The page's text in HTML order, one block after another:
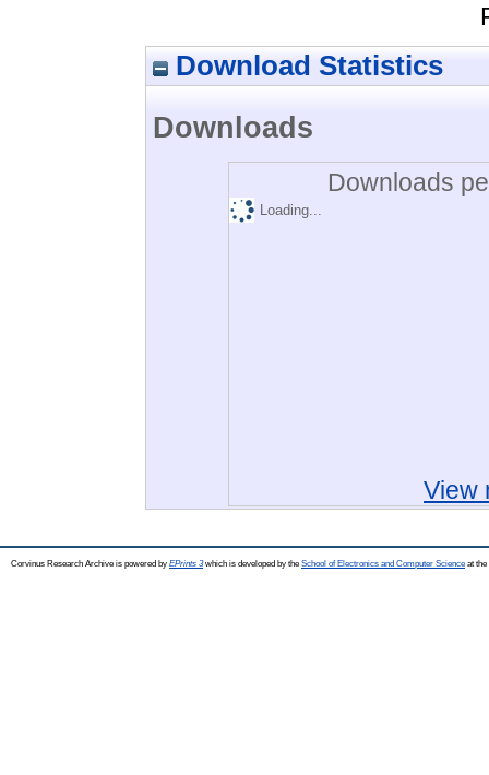
Download Statistics
Downloads
Downloads
Loading...
View
Corvinus Research Archive is powered by EPrints 3which is developed by the School of Electronics and Computer Science at